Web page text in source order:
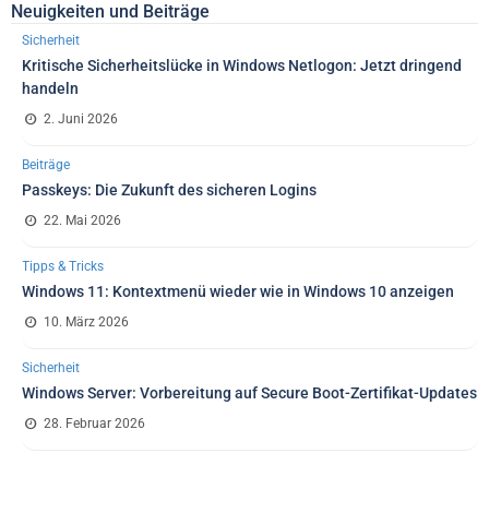
Neuigkeiten und Beiträge
Sicherheit
Kritische Sicherheitslücke in Windows Netlogon: Jetzt dringend
handeln
2. Juni 2026
Beiträge
Passkeys: Die Zukunft des sicheren Logins
22. Mai 2026
Tipps & Tricks
Windows 11: Kontextmenü wieder wie in Windows 10 anzeigen
10. März 2026
Sicherheit
Windows Server: Vorbereitung auf Secure Boot-Zertifikat-Updates
28. Februar 2026